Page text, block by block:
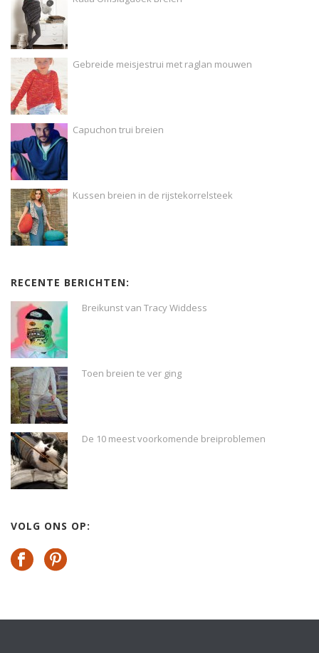
Gebreide meisjestrui met raglan mouwen
Capuchon trui breien
Kussen breien in de rijstekorrelsteek
RECENTE BERICHTEN:
Breikunst van Tracy Widdess
Toen breien te ver ging
De 10 meest voorkomende breiproblemen
VOLG ONS OP: